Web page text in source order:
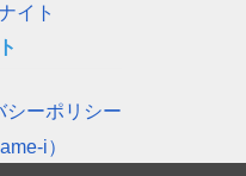
イト
シーポリシー
i）